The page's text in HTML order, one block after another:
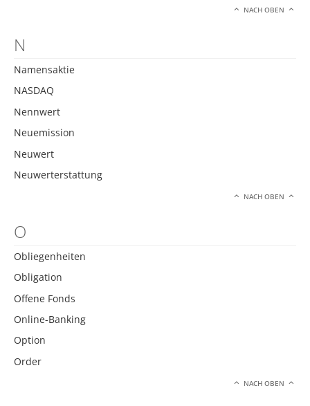
NACH OBEN
N
Namensaktie
NASDAQ
Nennwert
Neuemission
Neuwert
Neuwerterstattung
NACH OBEN
O
Obliegenheiten
Obligation
Offene Fonds
Online-Banking
Option
Order
NACH OBEN